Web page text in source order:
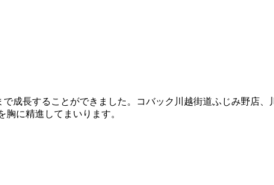
成長することができました。コバック川越街道ふじみ野店
に精進してまいります。